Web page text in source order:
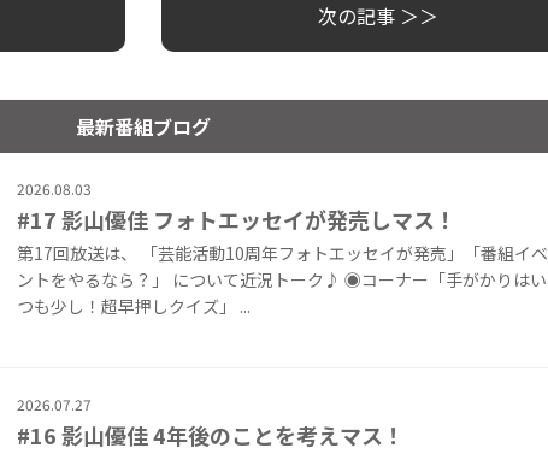
次の記事 ＞＞
最新番組ブログ
2026.08.03
#17 影山優佳 フォトエッセイが発売しマス！
第17回放送は、 「芸能活動10周年フォトエッセイが発売」「番組イベ
ントをやるなら？」 について近況トーク♪ ◉コーナー「手がかりはい
つも少し！超早押しクイズ」 ...
2026.07.27
#16 影山優佳 4年後のことを考えマス！